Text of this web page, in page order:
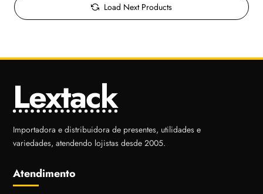
Load Next Products
Atendimento
Lextack
Importadora e distribuidora de presentes, utilidades e
variedades, atendendo lojistas desde 2005.